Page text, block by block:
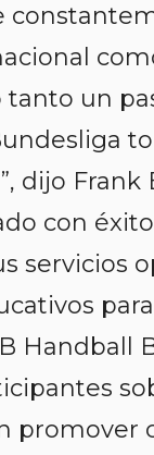
tanto un
dijo Frank
con
servicios
Handball
promover